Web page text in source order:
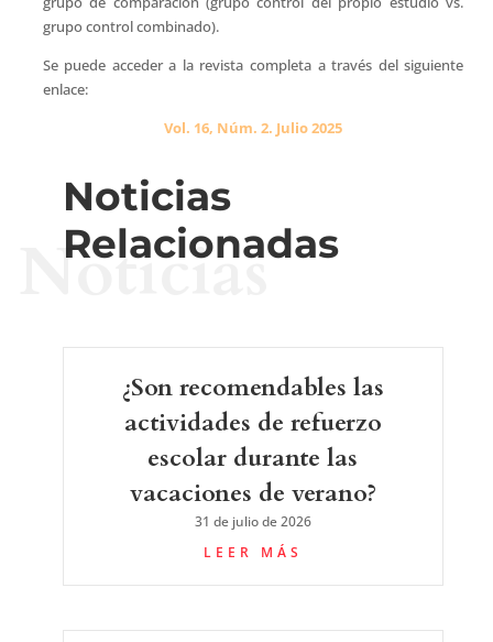
grupo control combinado).
Se puede acceder a la revista completa a través del siguiente
enlace:
Vol. 16, Núm. 2. Julio 2025
Noticias
Relacionadas
Noticias
¿Son recomendables las
actividades de refuerzo
escolar durante las
vacaciones de verano?
31 de julio de 2026
LEER MÁS